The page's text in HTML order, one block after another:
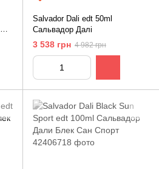
Salvador Dali edt 50ml
Сальвадор Далі
3 538 грн 4 982 грн